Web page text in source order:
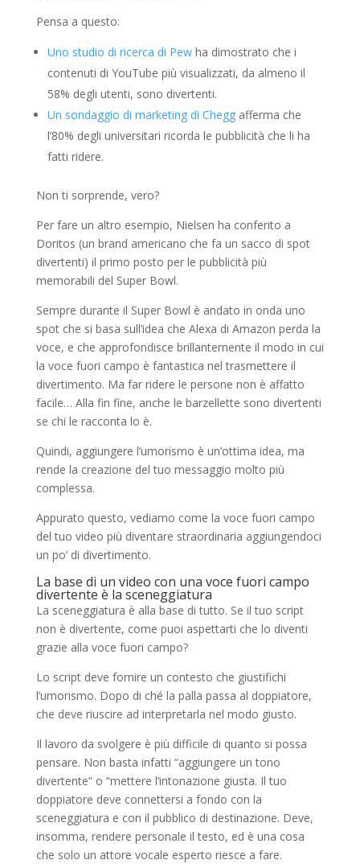
Pensa a questo:
Uno studio di ricerca di Pewha dimostrato che i
contenuti di YouTube più visualizzati, da almeno il
58% degli utenti, sono divertenti.
Un sondaggio di marketing di Cheggafferma che
l’80% degli universitari ricorda le pubblicità che li ha
fatti ridere.
Non ti sorprende, vero?
Per fare un altro esempio, Nielsen ha conferito a
Doritos (un brand americano che fa un sacco di spot
divertenti) il primo posto per le pubblicità più
memorabili del Super Bowl.
Sempre durante il Super Bowl è andato in onda uno
spot che si basa sull’idea che Alexa di Amazon perda la
voce, e che approfondisce brillantemente il modo in cui
la voce fuori campo è fantastica nel trasmettere il
divertimento. Ma far ridere le persone non è affatto
facile… Alla fin fine, anche le barzellette sono divertenti
se chi le racconta lo è.
Quindi, aggiungere l’umorismo è un’ottima idea, ma
rende la creazione del tuo messaggio molto più
complessa.
Appurato questo, vediamo come la voce fuori campo
del tuo video più diventare straordinaria aggiungendoci
un po’ di divertimento.
La base di un video con una voce fuori campo
divertente è la sceneggiatura
La sceneggiatura è alla base di tutto. Se il tuo script
non è divertente, come puoi aspettarti che lo diventi
grazie alla voce fuori campo?
Lo script deve fornire un contesto che giustifichi
l’umorismo. Dopo di ché la palla passa al doppiatore,
che deve riuscire ad interpretarla nel modo giusto.
Il lavoro da svolgere è più difficile di quanto si possa
pensare. Non basta infatti “aggiungere un tono
divertente” o “mettere l’intonazione giusta. Il tuo
doppiatore deve connettersi a fondo con la
sceneggiatura e con il pubblico di destinazione. Deve,
insomma, rendere personale il testo, ed è una cosa
che solo un attore vocale esperto riesce a fare.